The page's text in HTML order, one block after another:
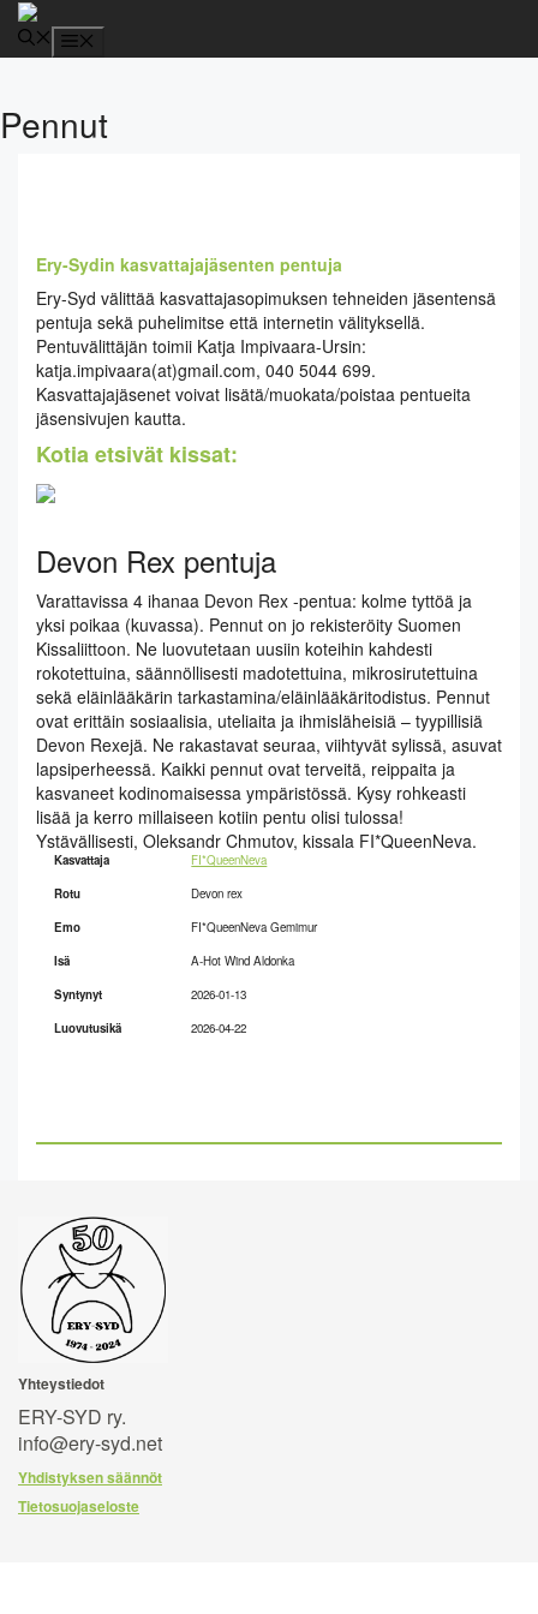
Siirry
sisältöön
Pennut
Ery-Sydin kasvattajajäsenten pentuja
Ery-Syd välittää kasvattajasopimuksen tehneiden jäsentensä
pentuja sekä puhelimitse että internetin välityksellä.
Pentuvälittäjän toimii Katja Impivaara-Ursin:
katja.impivaara(at)gmail.com, 040 5044 699.
Kasvattajajäsenet voivat lisätä/muokata/poistaa pentueita
jäsensivujen kautta.
Kotia etsivät kissat:
Devon Rex pentuja
Varattavissa 4 ihanaa Devon Rex -pentua: kolme tyttöä ja
yksi poikaa (kuvassa). Pennut on jo rekisteröity Suomen
Kissaliittoon. Ne luovutetaan uusiin koteihin kahdesti
rokotettuina, säännöllisesti madotettuina, mikrosirutettuina
sekä eläinlääkärin tarkastamina/eläinlääkäritodistus. Pennut
ovat erittäin sosiaalisia, uteliaita ja ihmisläheisiä – tyypillisiä
Devon Rexejä. Ne rakastavat seuraa, viihtyvät sylissä, asuvat
lapsiperheessä. Kaikki pennut ovat terveitä, reippaita ja
kasvaneet kodinomaisessa ympäristössä. Kysy rohkeasti
lisää ja kerro millaiseen kotiin pentu olisi tulossa!
Ystävällisesti, Oleksandr Chmutov, kissala FI*QueenNeva.
Kasvattaja
FI*QueenNeva
Rotu
Devon rex
Emo
FI*QueenNeva Gemimur
Isä
A-Hot Wind Aldonka
Syntynyt
2026-01-13
Luovutusikä
2026-04-22
Yhteystiedot
ERY-SYD ry.
info@ery-syd.net
Yhdistyksen säännöt
Tietosuojaseloste